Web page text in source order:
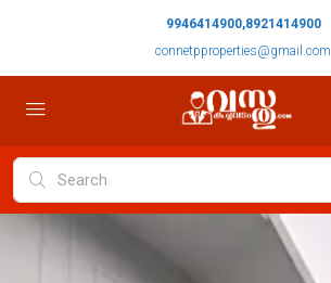
9946414900,8921414900
connetpproperties@gmail.com